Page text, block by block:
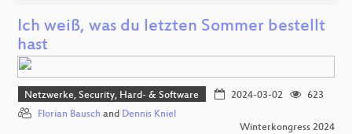
Ich weiß, was du letzten Sommer bestellt
hast
Netzwerke, Security, Hard- & Software 2024-03-02
623
Florian Bausch and Dennis Kniel
Winterkongress 2024